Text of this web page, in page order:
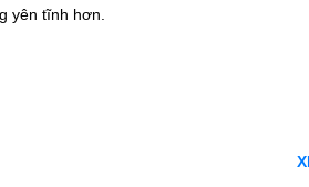
yên tĩnh hơn.